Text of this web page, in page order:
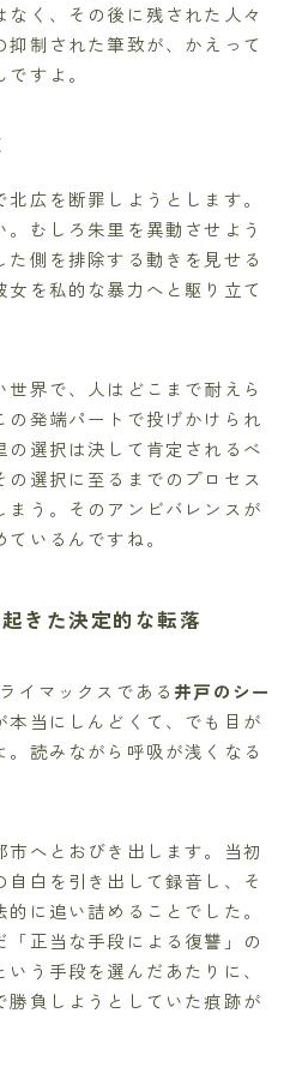
なく、その後に残された人々
抑制された筆致が、かえって
すよ。
広を断罪しようとします。
むしろ朱里を異動させよう
た側を排除する動きを見せる
を私的な暴力へと駆り立て
世界で、人はどこまで耐えら
発端パートで投げかけられ
の選択は決して肯定されるべ
の選択に至るまでのプロセス
まう。そのアンビバレンスが
いるんですね。
きた決定的な転落
イマックスである 井戸のシー
本当にしんどくて、でも目が
読みながら呼吸が浅くなる
へとおびき出します。当初
白を引き出して録音し、そ
に追い詰めることでした。
正当な手段による復讐」の
う手段を選んだあたりに、
負しようとしていた痕跡が